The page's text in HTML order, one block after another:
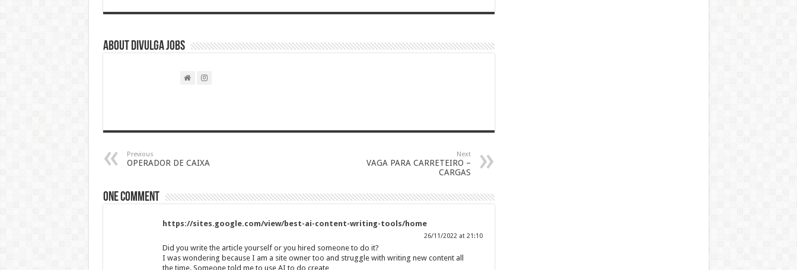
About DIVULGA JOBS
Previous
OPERADOR DE CAIXA
Next
VAGA PARA CARRETEIRO –
CARGAS
One comment
https://sites.google.com/view/best-ai-content-writing-tools/home
26/11/2022 at 21:10
Did you write the article yourself or you hired someone to do it?
I was wondering because I am a site owner too and struggle with writing new content all
the time. Someone told me to use AI to do create